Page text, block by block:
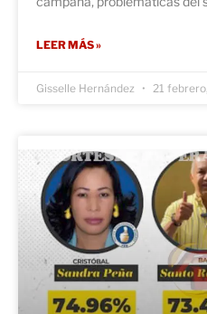
LEER MÁS »
Gisselle Hernández 21